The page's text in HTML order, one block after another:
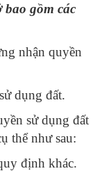
gồm các
nhận quyền
dụng đất.
sử dụng đất
thể như sau:
định khác.